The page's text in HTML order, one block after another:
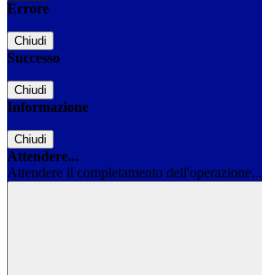
Errore
Chiudi
Successo
Chiudi
Informazione
Chiudi
Attendere...
Attendere il completamento dell'operazione...